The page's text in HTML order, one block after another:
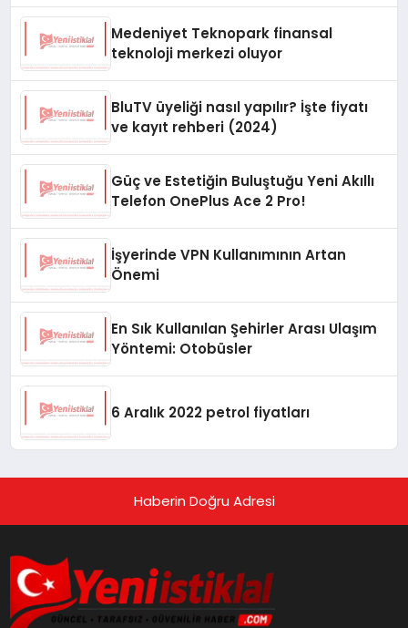
Medeniyet Teknopark finansal
teknoloji merkezi oluyor
BluTV üyeliği nasıl yapılır? İşte fiyatı
ve kayıt rehberi (2024)
Güç ve Estetiğin Buluştuğu Yeni Akıllı
Telefon OnePlus Ace 2 Pro!
İşyerinde VPN Kullanımının Artan
Önemi
En Sık Kullanılan Şehirler Arası Ulaşım
Yöntemi: Otobüsler
6 Aralık 2022 petrol fiyatları
Haberin Doğru Adresi